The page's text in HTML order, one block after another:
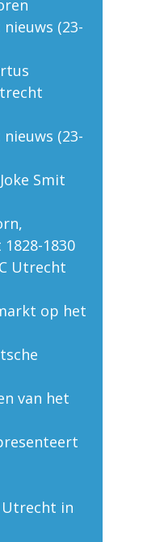
(23-
(23-
Smit
1830
Utrecht
op het
van het
in